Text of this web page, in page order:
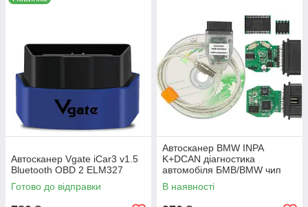
Aвтосканер Vgatе iCаr3 v1.5
Bluetooth OBD 2 ELM327
Готово до відправки
Автосканер BMW INPA
K+DCAN діагностика
автомобіля БМВ/BMW чип
FT232RL
В наявності